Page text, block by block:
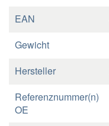
EAN
Gewicht
Hersteller
Referenznummer(n)
OE